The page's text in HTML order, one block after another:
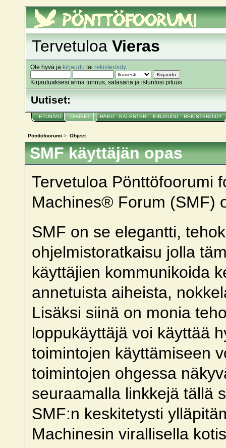
TervetuloaVieras
Ole hyvä ja kirjaudu tai rekisteröidy.
Kirjautuaksesi anna tunnus, salasana ja istuntosi pituus
Uutiset:
ETUSIVU OHJEET HAKU KALENTERI KIRJAUDU REKISTERÖIDY
Pönttöfoorumi > Ohjeet
SMF käyttäjän opas
Tervetuloa Pönttöfoorumi
Machines® Forum (SMF)
SMF on se elegantti,
ohjelmistoratkaisu jolla
käyttäjien kommunikoida
annetuista aiheista,
Lisäksi siinä on monia
loppukäyttäjä voi käyttää
toimintojen käyttämiseen
toimintojen ohgessa
seuraamalla linkkejä tällä
SMF:n keskitetysti
Machinesin virallisella